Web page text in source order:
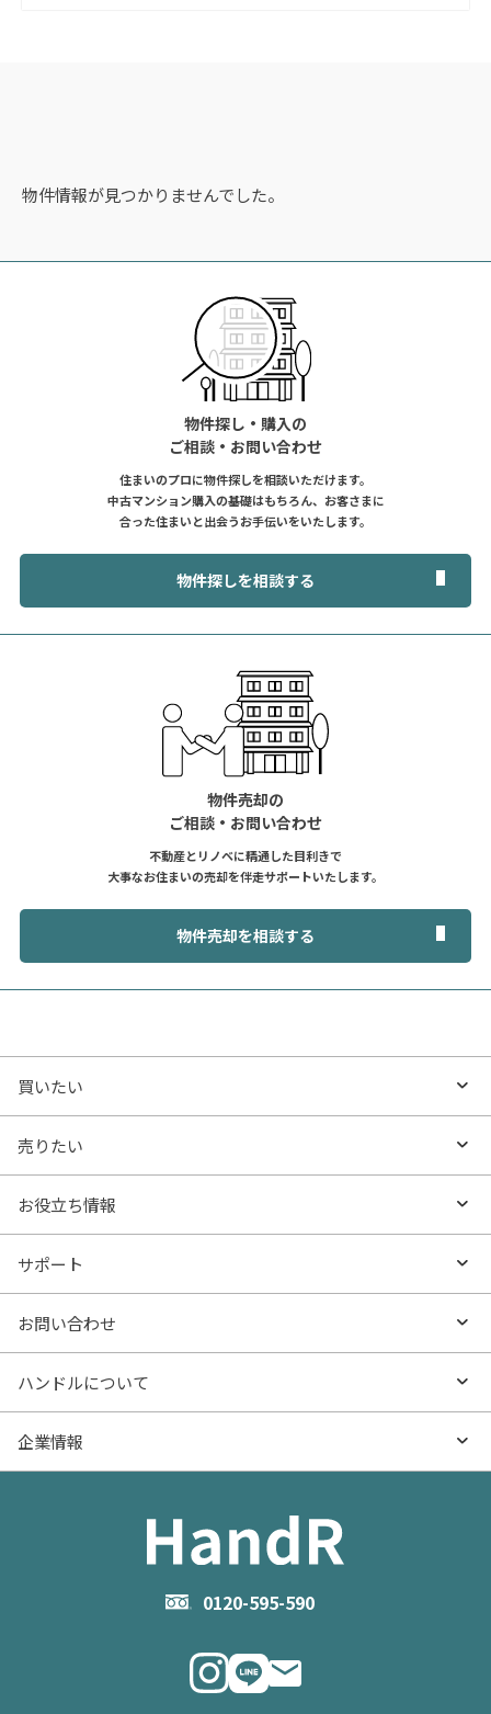
物件情報が見つかりませんでした。
物件探し・購入の
ご相談・お問い合わせ
住まいのプロに物件探しを相談いただけます。
中古マンション購入の基礎はもちろん、お客さまに
合った住まいと出会うお手伝いをいたします。
物件探しを相談する
物件売却の
ご相談・お問い合わせ
不動産とリノベに精通した目利きで
大事なお住まいの売却を伴走サポートいたします。
物件売却を相談する
0120-595-590
買いたい
買いたいTOP
沿線・駅から探す
特集から探す
価格更新した物件
物件一覧
売りたい
売りたいTOP
AI査定
売却サービス
お役立ち記事（売却）
お役立ち情報
お役立ち情報TOP
- マンションの基礎知識
- マンション売却
- お金のこと
- 住まいの手引き サイトマップ
サポート
よくあるご質問
お問い合わせ
物件購入のご相談
住み替えのご相談
物件掲載に関するお問い合わせ
ハンドルについて
ハンドルとは
企業情報